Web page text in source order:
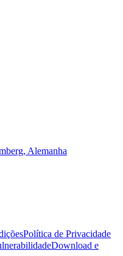
Alemanha
Política de Privacidade
Download e